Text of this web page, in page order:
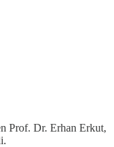
Prof. Dr. Erhan Erkut,